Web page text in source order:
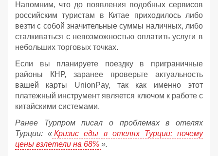
Напомним, что до появления подобных сервисов
российским туристам в Китае приходилось либо
везти с собой значительные суммы наличных, либо
сталкиваться с невозможностью оплатить услуги в
небольших торговых точках.
Если вы планируете поездку в приграничные
районы КНР, заранее проверьте актуальность
вашей карты UnionPay, так как именно этот
платежный инструмент является ключом к работе с
китайскими системами.
Ранее Турпром писал о проблемах в отелях
Турции: « Кризис еды в отелях Турции: почему
цены взлетели на 68% ».